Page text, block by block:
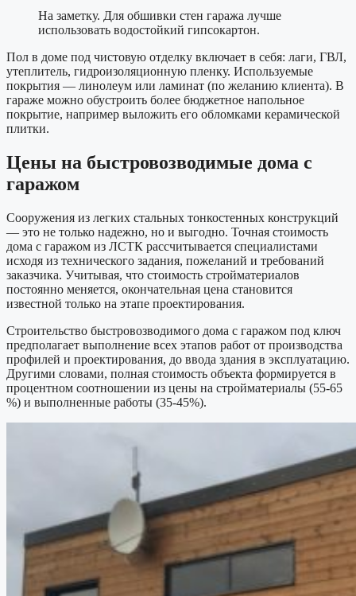
На заметку. Для обшивки стен гаража лучше
использовать водостойкий гипсокартон.
Пол в доме под чистовую отделку включает в себя: лаги, ГВЛ,
утеплитель, гидроизоляционную пленку. Используемые
покрытия — линолеум или ламинат (по желанию клиента). В
гараже можно обустроить более бюджетное напольное
покрытие, например выложить его обломками керамической
плитки.
Цены на быстровозводимые дома с
гаражом
Сооружения из легких стальных тонкостенных конструкций
— это не только надежно, но и выгодно. Точная стоимость
дома с гаражом из ЛСТК рассчитывается специалистами
исходя из технического задания, пожеланий и требований
заказчика. Учитывая, что стоимость стройматериалов
постоянно меняется, окончательная цена становится
известной только на этапе проектирования.
Строительство быстровозводимого дома с гаражом под ключ
предполагает выполнение всех этапов работ от производства
профилей и проектирования, до ввода здания в эксплуатацию.
Другими словами, полная стоимость объекта формируется в
процентном соотношении из цены на стройматериалы (55-65
%) и выполненные работы (35-45%).